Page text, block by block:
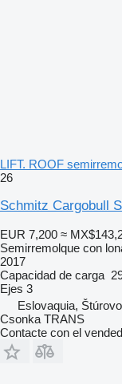
LIFT. ROOF
26
Schmitz Cargobull
EUR 7,200 ≈
Semirremolque con
2017
Capacidad de carga
Ejes 3
Eslovaquia, Štúrovo
Csonka TRANS
Contacte con el